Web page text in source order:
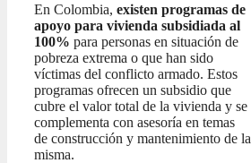
En Colombia, existen programas de
apoyo para vivienda subsidiada al
100% para personas en situación de
pobreza extrema o que han sido
víctimas del conflicto armado. Estos
programas ofrecen un subsidio que
cubre el valor total de la vivienda y se
complementa con asesoría en temas
de construcción y mantenimiento de la
misma.